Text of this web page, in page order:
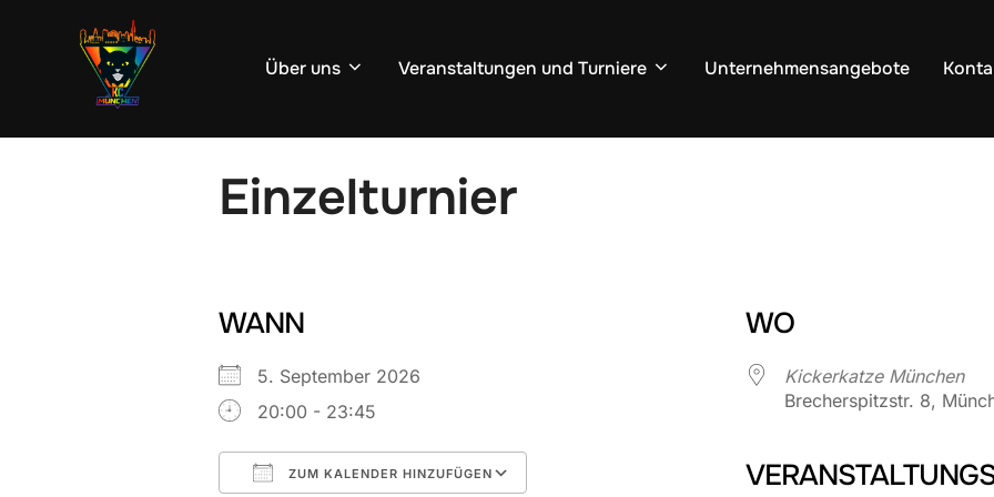
Über uns Veranstaltungen und Turniere Unternehmensangebote
Einzelturnier
WANN
5. September 2026
20:00 - 23:45
ZUM KALENDER HINZUFÜGEN
WO
Kickerkatze München
Brecherspitzstr. 8,